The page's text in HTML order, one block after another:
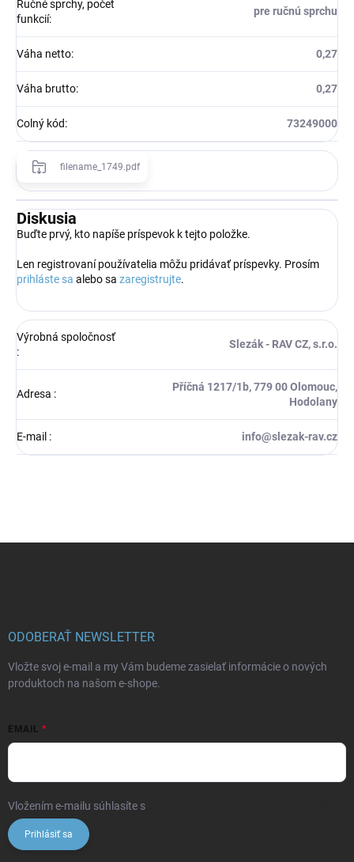
Ručné sprchy, počet
funkcií:
pre ručnú sprchu
Váha netto: 0,27
Váha brutto: 0,27
Colný kód: 73249000
filename_1749.pdf
Diskusia
Buďte prvý, kto napíše príspevok k tejto položke.
Len registrovaní používatelia môžu pridávať príspevky. Prosím
prihláste sa alebo sa zaregistrujte.
Výrobná spoločnosť
:
Slezák - RAV CZ, s.r.o.
Adresa :
Příčná 1217/1b, 779 00 Olomouc,
Hodolany
E-mail : info@slezak-rav.cz
ODOBERAŤ NEWSLETTER
Vložte svoj e-mail a my Vám budeme zasielať informácie o nových
produktoch na našom e-shope.
EMAIL
Vložením e-mailu súhlasíte s
Prihlásiť sa